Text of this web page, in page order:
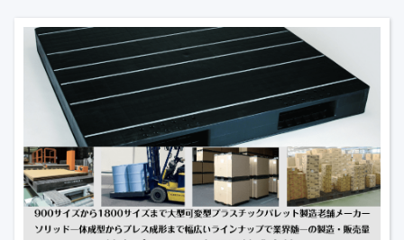
中古パレット
再生原料
梱包資材
イラン情勢まとめ ▼
公式ブログ